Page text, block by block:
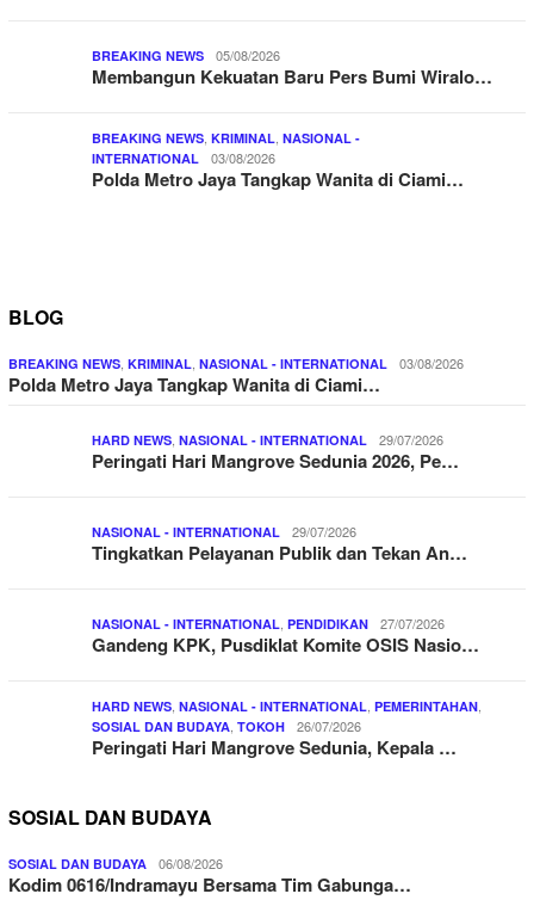
BREAKING NEWS 05/08/2026
Membangun Kekuatan Baru Pers Bumi Wiralo…
BREAKING NEWS, KRIMINAL, NASIONAL -
INTERNATIONAL
03/08/2026
Polda Metro Jaya Tangkap Wanita di Ciami…
BLOG
BREAKING NEWS, KRIMINAL, NASIONAL - INTERNATIONAL 03/08/2026
Polda Metro Jaya Tangkap Wanita di Ciami…
HARD NEWS, NASIONAL - INTERNATIONAL 29/07/2026
Peringati Hari Mangrove Sedunia 2026, Pe…
NASIONAL - INTERNATIONAL 29/07/2026
Tingkatkan Pelayanan Publik dan Tekan An…
NASIONAL - INTERNATIONAL, PENDIDIKAN 27/07/2026
Gandeng KPK, Pusdiklat Komite OSIS Nasio…
HARD NEWS, NASIONAL - INTERNATIONAL, PEMERINTAHAN,
SOSIAL DAN BUDAYA, TOKOH 26/07/2026
Peringati Hari Mangrove Sedunia, Kepala …
SOSIAL DAN BUDAYA
SOSIAL DAN BUDAYA 06/08/2026
Kodim 0616/Indramayu Bersama Tim Gabunga…